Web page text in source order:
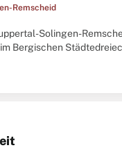
Remscheid
Solingen-
Bergischen